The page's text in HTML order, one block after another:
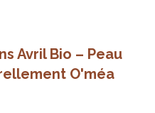
Avril Bio – Peau
O'méa